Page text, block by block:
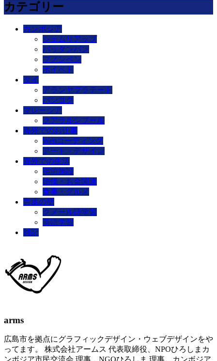
カテゴリー
カンボジア
シェムリアップ
バッタンバン
プノンペン
ポイペト
タイ
アランヤプラテート
バンコク
マレーシア
クアラルンプール
海外でのお仕事
Webコーディング
アート・デザイン
海外での生活
宿泊施設
物価・お金関連
食事・グルメ
言葉の壁
クメール語学習
英語学習
雑記
arms
広島市を拠点にグラフィックデザイン・ウェブデザインをや
ってます。 株式会社アームス 代表取締役、NPOひろしまカ